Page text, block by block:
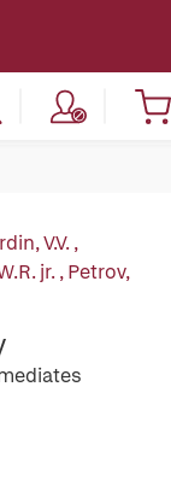
V.V.,
jr.,Petrov,